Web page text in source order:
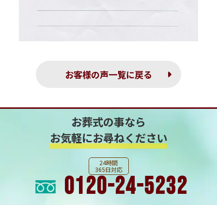
お客様の声一覧に戻る
お葬式の事なら
お気軽にお尋ねください
24時間
365日対応
0120-24-5232